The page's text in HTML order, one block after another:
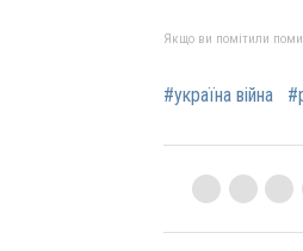
Якщо ви помітили
#україна війна